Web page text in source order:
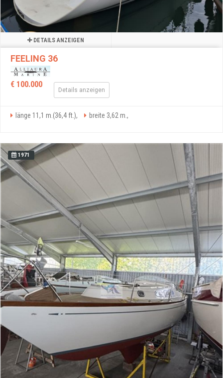
DETAILS ANZEIGEN
FEELING 36
€ 100.000
Details anzeigen
länge 11,1 m.(36,4 ft.), breite 3,62 m.,
1971